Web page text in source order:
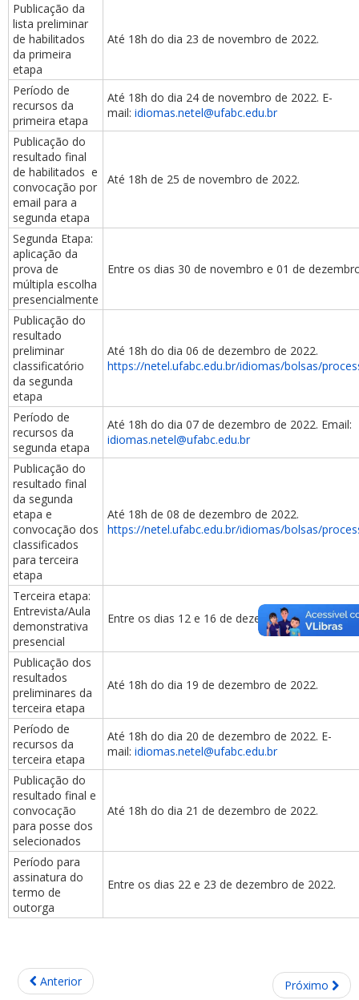
Publicação da
lista preliminar
de habilitados
da primeira
etapa
Até 18h do dia 23 de novembro de 2022.
Período de
recursos da
primeira etapa
Até 18h do dia 24 de novembro de 2022. E-
mail: idiomas.netel@ufabc.edu.br
Publicação do
resultado final
de habilitados e
convocação por
email para a
segunda etapa
Até 18h de 25 de novembro de 2022.
Segunda Etapa:
aplicação da
prova de
múltipla escolha
presencialmente
Entre os dias 30 de novembro e 01 de
Publicação do
resultado
preliminar
classificatório
da segunda
etapa
Até 18h do dia 06 de dezembro de 2022.
https://netel.ufabc.edu.br/idiomas/bolsas/
Período de
recursos da
segunda etapa
Até 18h do dia 07 de dezembro de 2022. Email:
idiomas.netel@ufabc.edu.br
Publicação do
resultado final
da segunda
etapa e
convocação dos
classificados
para terceira
etapa
Até 18h de 08 de dezembro de 2022.
https://netel.ufabc.edu.br/idiomas/bolsas/
Terceira etapa:
Entrevista/Aula
demonstrativa
presencial
Entre os dias 12 e 16 de dezembro de 2022.
Publicação dos
resultados
preliminares da
terceira etapa
Até 18h do dia 19 de dezembro de 2022.
Período de
recursos da
terceira etapa
Até 18h do dia 20 de dezembro de 2022. E-
mail: idiomas.netel@ufabc.edu.br
Publicação do
resultado final e
convocação
para posse dos
selecionados
Até 18h do dia 21 de dezembro de 2022.
Período para
assinatura do
termo de
outorga
Entre os dias 22 e 23 de dezembro de 2022.
Anterior Próximo